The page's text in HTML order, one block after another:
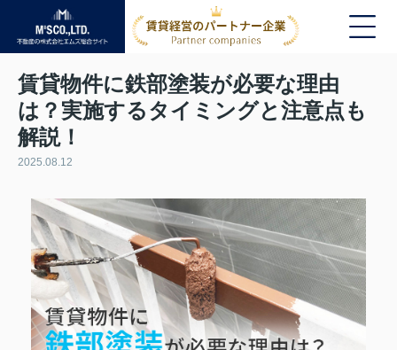
賃貸物件に鉄部塗装が必要な理由
は？実施するタイミングと注意点も
解説！
2025.08.12